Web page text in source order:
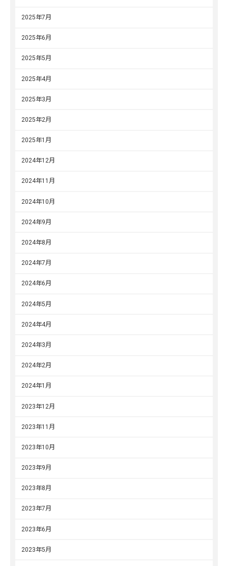
2025年7月
2025年6月
2025年5月
2025年4月
2025年3月
2025年2月
2025年1月
2024年12月
2024年11月
2024年10月
2024年9月
2024年8月
2024年7月
2024年6月
2024年5月
2024年4月
2024年3月
2024年2月
2024年1月
2023年12月
2023年11月
2023年10月
2023年9月
2023年8月
2023年7月
2023年6月
2023年5月